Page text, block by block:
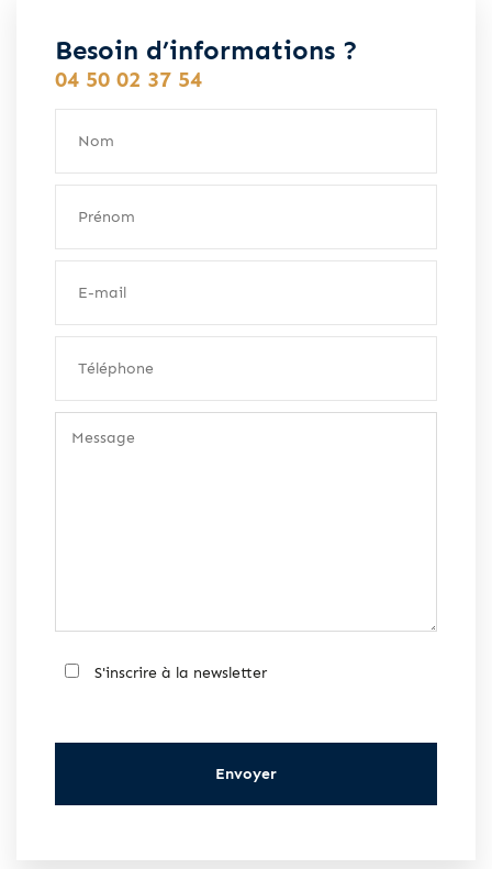
Besoin d’informations ?
04 50 02 37 54
S'inscrire à la newsletter